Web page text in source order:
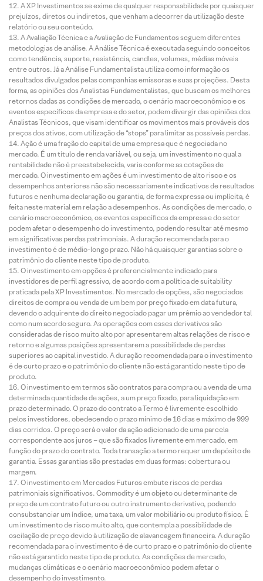
A XP Investimentos se exime de qualquer responsabilidade por quaisquer
prejuízos, diretos ou indiretos, que venham a decorrer da utilização deste
relatório ou seu conteúdo.
A Avaliação Técnica e a Avaliação de Fundamentos seguem diferentes
metodologias de análise. A Análise Técnica é executada seguindo conceitos
como tendência, suporte, resistência, candles, volumes, médias móveis
entre outros. Já a Análise Fundamentalista utiliza como informação os
resultados divulgados pelas companhias emissoras e suas projeções. Desta
forma, as opiniões dos Analistas Fundamentalistas, que buscam os melhores
retornos dadas as condições de mercado, o cenário macroeconômico e os
eventos específicos da empresa e do setor, podem divergir das opiniões dos
Analistas Técnicos, que visam identificar os movimentos mais prováveis dos
preços dos ativos, com utilização de “stops” para limitar as possíveis perdas.
Ação é uma fração do capital de uma empresa que é negociada no
mercado. É um título de renda variável, ou seja, um investimento no qual a
rentabilidade não é preestabelecida, varia conforme as cotações de
mercado. O investimento em ações é um investimento de alto risco e os
desempenhos anteriores não são necessariamente indicativos de resultados
futuros e nenhuma declaração ou garantia, de forma expressa ou implícita, é
feita neste material em relação a desempenhos. As condições de mercado, o
cenário macroeconômico, os eventos específicos da empresa e do setor
podem afetar o desempenho do investimento, podendo resultar até mesmo
em significativas perdas patrimoniais. A duração recomendada para o
investimento é de médio-longo prazo. Não há quaisquer garantias sobre o
patrimônio do cliente neste tipo de produto.
O investimento em opções é preferencialmente indicado para
investidores de perfil agressivo, de acordo com a política de suitability
praticada pela XP Investimentos. No mercado de opções, são negociados
direitos de compra ou venda de um bem por preço fixado em data futura,
devendo o adquirente do direito negociado pagar um prêmio ao vendedor tal
como num acordo seguro. As operações com esses derivativos são
consideradas de risco muito alto por apresentarem altas relações de risco e
retorno e algumas posições apresentarem a possibilidade de perdas
superiores ao capital investido. A duração recomendada para o investimento
é de curto prazo e o patrimônio do cliente não está garantido neste tipo de
produto.
O investimento em termos são contratos para compra ou a venda de uma
determinada quantidade de ações, a um preço fixado, para liquidação em
prazo determinado. O prazo do contrato a Termo é livremente escolhido
pelos investidores, obedecendo o prazo mínimo de 16 dias e máximo de 999
dias corridos. O preço será o valor da ação adicionado de uma parcela
correspondente aos juros – que são fixados livremente em mercado, em
função do prazo do contrato. Toda transação a termo requer um depósito de
garantia. Essas garantias são prestadas em duas formas: cobertura ou
margem.
O investimento em Mercados Futuros embute riscos de perdas
patrimoniais significativos. Commodity é um objeto ou determinante de
preço de um contrato futuro ou outro instrumento derivativo, podendo
consubstanciar um índice, uma taxa, um valor mobiliário ou produto físico. É
um investimento de risco muito alto, que contempla a possibilidade de
oscilação de preço devido à utilização de alavancagem financeira. A duração
recomendada para o investimento é de curto prazo e o patrimônio do cliente
não está garantido neste tipo de produto. As condições de mercado,
mudanças climáticas e o cenário macroeconômico podem afetar o
desempenho do investimento.